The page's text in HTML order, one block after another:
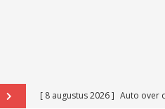
[ 8 augustus 2026 ] Auto over